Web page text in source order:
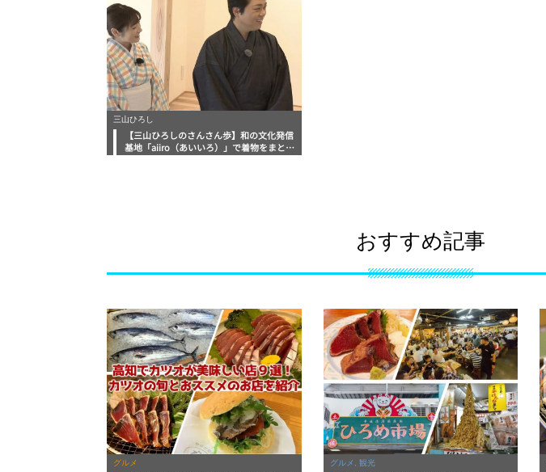
三山ひろし
【三山ひろしのさんさん歩】和の文化発信
基地「aiiro（あいいろ）」で着物をまとい
おすすめ記事
グルメ グルメ, 観光